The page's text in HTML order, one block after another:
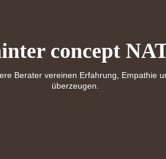
concept
Berater vereinen Erfahrung, Empathie
überzeugen.